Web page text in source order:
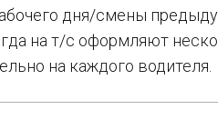
дня/смены
на т/с оформляют
на каждого водителя.